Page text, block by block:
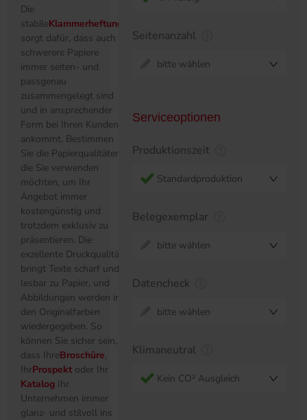
Die
stabileKlammerheftung
sorgt dafür, dass auch
schwerere Papiere
immer seiten- und
passgenau
zusammengelegt sind
und in ansprechender
Form bei Ihren Kunden
ankommt. Bestimmen
Sie die Papierqualitäten,
die Sie verwenden
möchten, um Ihr
Angebot immer
kostengünstig und
trotzdem exklusiv zu
präsentieren. Die
exzellente Druckqualität
bringt Texte scharf und
lesbar zu Papier, und
Abbildungen werden in
den Originalfarben
wiedergegeben. So
können Sie sicher sein,
dass IhreBroschüre,
IhrProspekt oder Ihr
Katalog Ihr
Unternehmen immer
glanz- und stilvoll ins
Seitenanzahl
bitte wählen
Serviceoptionen
Produktionszeit
Standardproduktion
Belegexemplar
bitte wählen
Datencheck
bitte wählen
Klimaneutral
Kein CO² Ausgleich